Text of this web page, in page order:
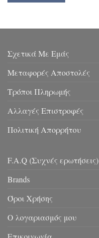
Σχετικά Με Εμάς
Μεταφορές Αποστολές
Τρόποι Πληρωμής
Αλλαγές Επιστροφές
Πολιτική Απορρήτου
F.A.Q (Συχνές ερωτήσεις)
Brands
Όροι Χρήσης
Ο λογαριασμός μου